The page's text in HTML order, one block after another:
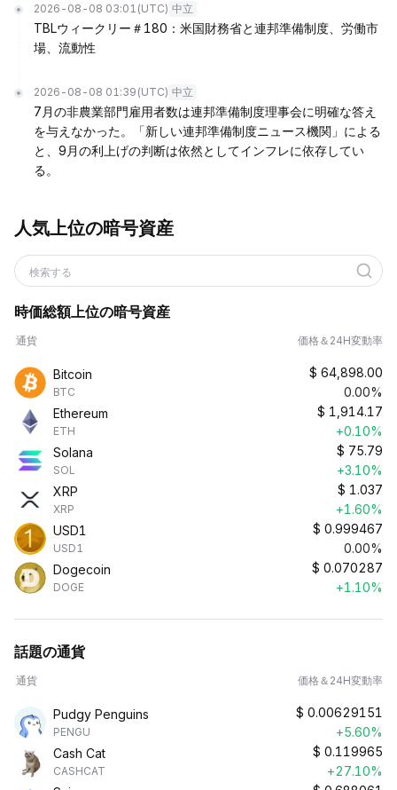
2026-08-08 03:01 (UTC) 中立
TBLウィークリー＃180：米国財務省と連邦準備制度、労働市
場、流動性
2026-08-08 01:39 (UTC) 中立
7月の非農業部門雇用者数は連邦準備制度理事会に明確な答え
を与えなかった。「新しい連邦準備制度ニュース機関」による
と、9月の利上げの判断は依然としてインフレに依存してい
る。
人気上位の暗号資産
検索する
時価総額上位の暗号資産
通貨 価格＆24H変動率
Bitcoin
BTC
$ 64,898.00
0.00%
Ethereum
ETH
$ 1,914.17
+0.10%
Solana
SOL
$ 75.79
+3.10%
XRP
XRP
$ 1.037
+1.60%
USD1
USD1
$ 0.999467
0.00%
Dogecoin
DOGE
$ 0.070287
+1.10%
話題の通貨
通貨 価格＆24H変動率
Pudgy Penguins
PENGU
$ 0.00629151
+5.60%
Cash Cat
CASHCAT
$ 0.119965
+27.10%